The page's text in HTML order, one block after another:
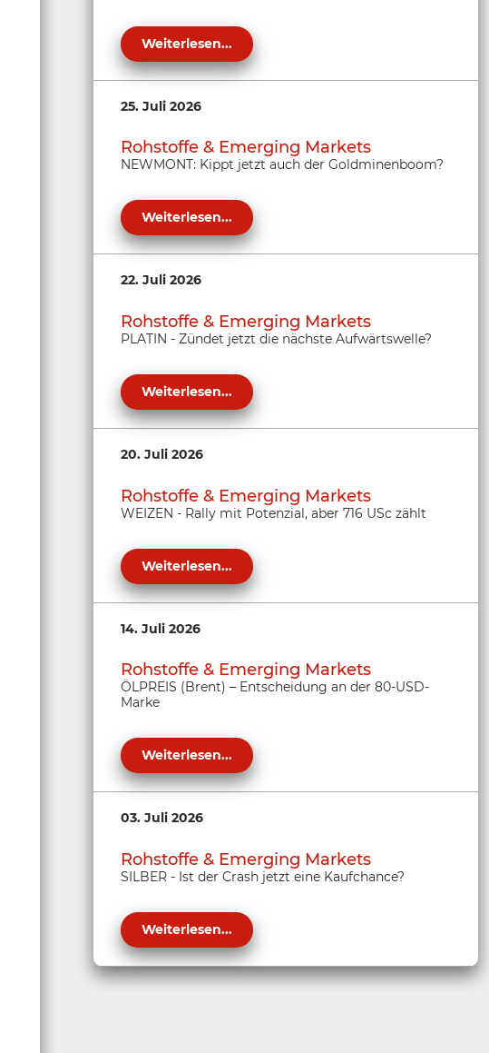
Weiterlesen...
25. Juli 2026
Rohstoffe & Emerging Markets
NEWMONT: Kippt jetzt auch der Goldminenboom?
Weiterlesen...
22. Juli 2026
Rohstoffe & Emerging Markets
PLATIN - Zündet jetzt die nächste Aufwärtswelle?
Weiterlesen...
20. Juli 2026
Rohstoffe & Emerging Markets
WEIZEN - Rally mit Potenzial, aber 716 USc zählt
Weiterlesen...
14. Juli 2026
Rohstoffe & Emerging Markets
ÖLPREIS (Brent) – Entscheidung an der 80-USD-
Marke
Weiterlesen...
03. Juli 2026
Rohstoffe & Emerging Markets
SILBER - Ist der Crash jetzt eine Kaufchance?
Weiterlesen...